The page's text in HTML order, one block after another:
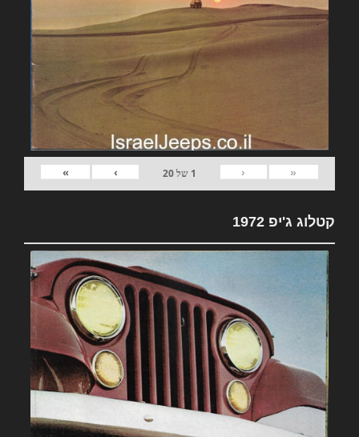
«
‹
1 של20
›
»
קטלוג ג'יפ 1972